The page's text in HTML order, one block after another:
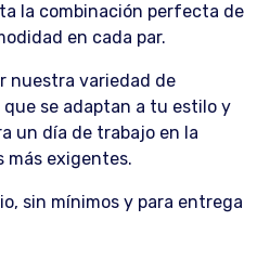
la combinación perfecta de
en cada par.
nuestra variedad de
se adaptan a tu estilo y
un día de trabajo en la
más exigentes.
sin mínimos y para entrega